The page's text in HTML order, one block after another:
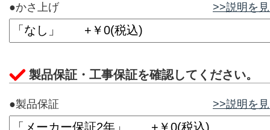
●かさ上げ >>説明を
製品保証・工事保証を確認してください。
●製品保証 >>説明を